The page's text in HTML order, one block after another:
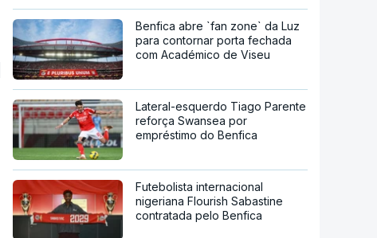
Benfica abre `fan zone` da Luz
para contornar porta fechada
com Académico de Viseu
Lateral-esquerdo Tiago Parente
reforça Swansea por
empréstimo do Benfica
Futebolista internacional
nigeriana Flourish Sabastine
contratada pelo Benfica